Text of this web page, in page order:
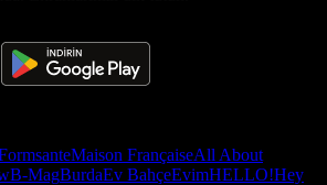
Maison FrançaiseAll About
B-MagBurdaEv BahçeEvimHELLO!Hey